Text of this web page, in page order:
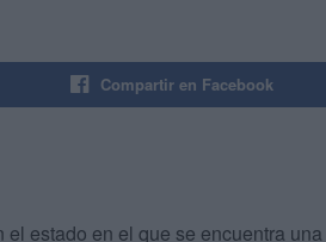
Compartir en Facebook
estado en el que se encuentra